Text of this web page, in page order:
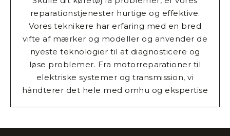
reparationstjenester hurtige og effektive.
Vores teknikere har erfaring med en bred
vifte af mærker og modeller og anvender de
nyeste teknologier til at diagnosticere og
løse problemer. Fra motorreparationer til
elektriske systemer og transmission, vi
håndterer det hele med omhu og ekspertise